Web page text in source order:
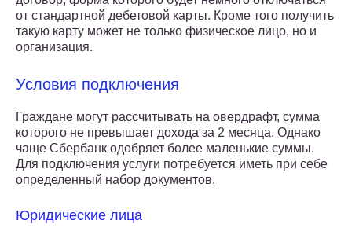
от стандартной дебетовой карты. Кроме того получить
такую карту может не только физическое лицо, но и
организация.
Условия подключения
Граждане могут рассчитывать на овердрафт, сумма
которого не превышает дохода за 2 месяца. Однако
чаще Сбербанк одобряет более маленькие суммы.
Для подключения услуги потребуется иметь при себе
определенный набор документов.
Юридические лица